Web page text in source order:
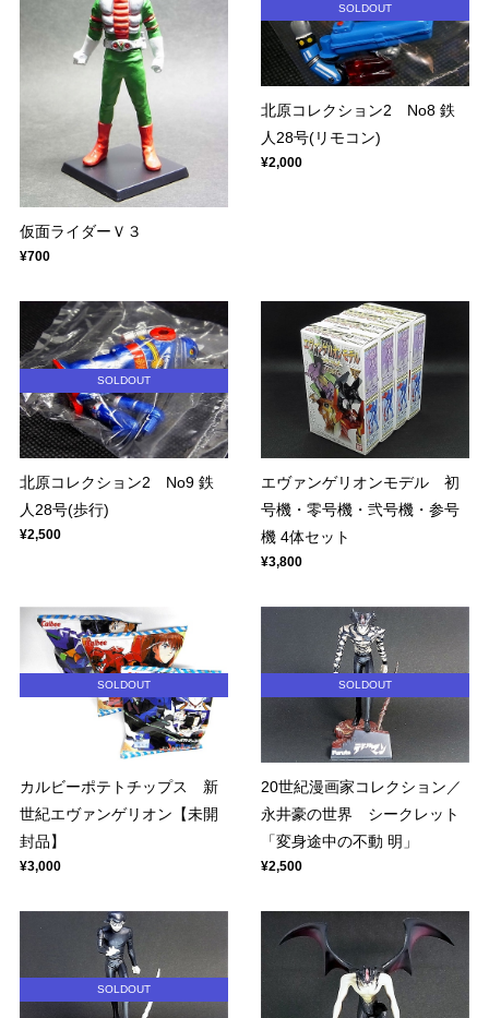
仮面ライダーＶ３
¥700
SOLDOUT
北原コレクション2 No8 鉄
人28号(リモコン)
¥2,000
SOLDOUT
北原コレクション2 No9 鉄
人28号(歩行)
¥2,500
エヴァンゲリオンモデル 初
号機・零号機・弐号機・参号
機 4体セット
¥3,800
SOLDOUT
カルビーポテトチップス 新
世紀エヴァンゲリオン【未開
封品】
¥3,000
SOLDOUT
20世紀漫画家コレクション／
永井豪の世界 シークレット
「変身途中の不動 明」
¥2,500
SOLDOUT